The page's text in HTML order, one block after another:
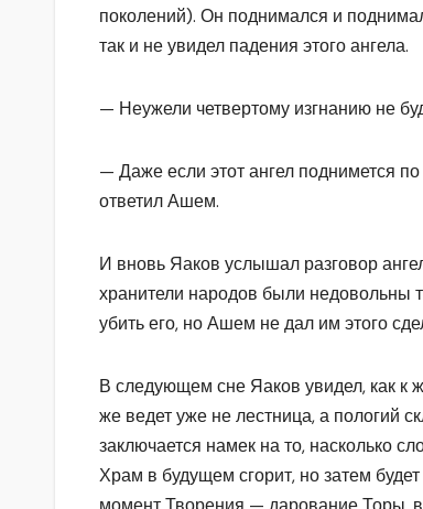
поколений). Он поднимался и
так и не увидел падения этого ангела.
— Неужели четвертому изгнанию не
— Даже если этот ангел поднимется
ответил Ашем.
И вновь Яаков услышал разговор
хранители народов были недовольны
убить его, но Ашем не дал им этого
В следующем сне Яаков увидел, как к
же ведет уже не лестница, а пологий
заключается намек на то, насколько
Храм в будущем сгорит, но затем